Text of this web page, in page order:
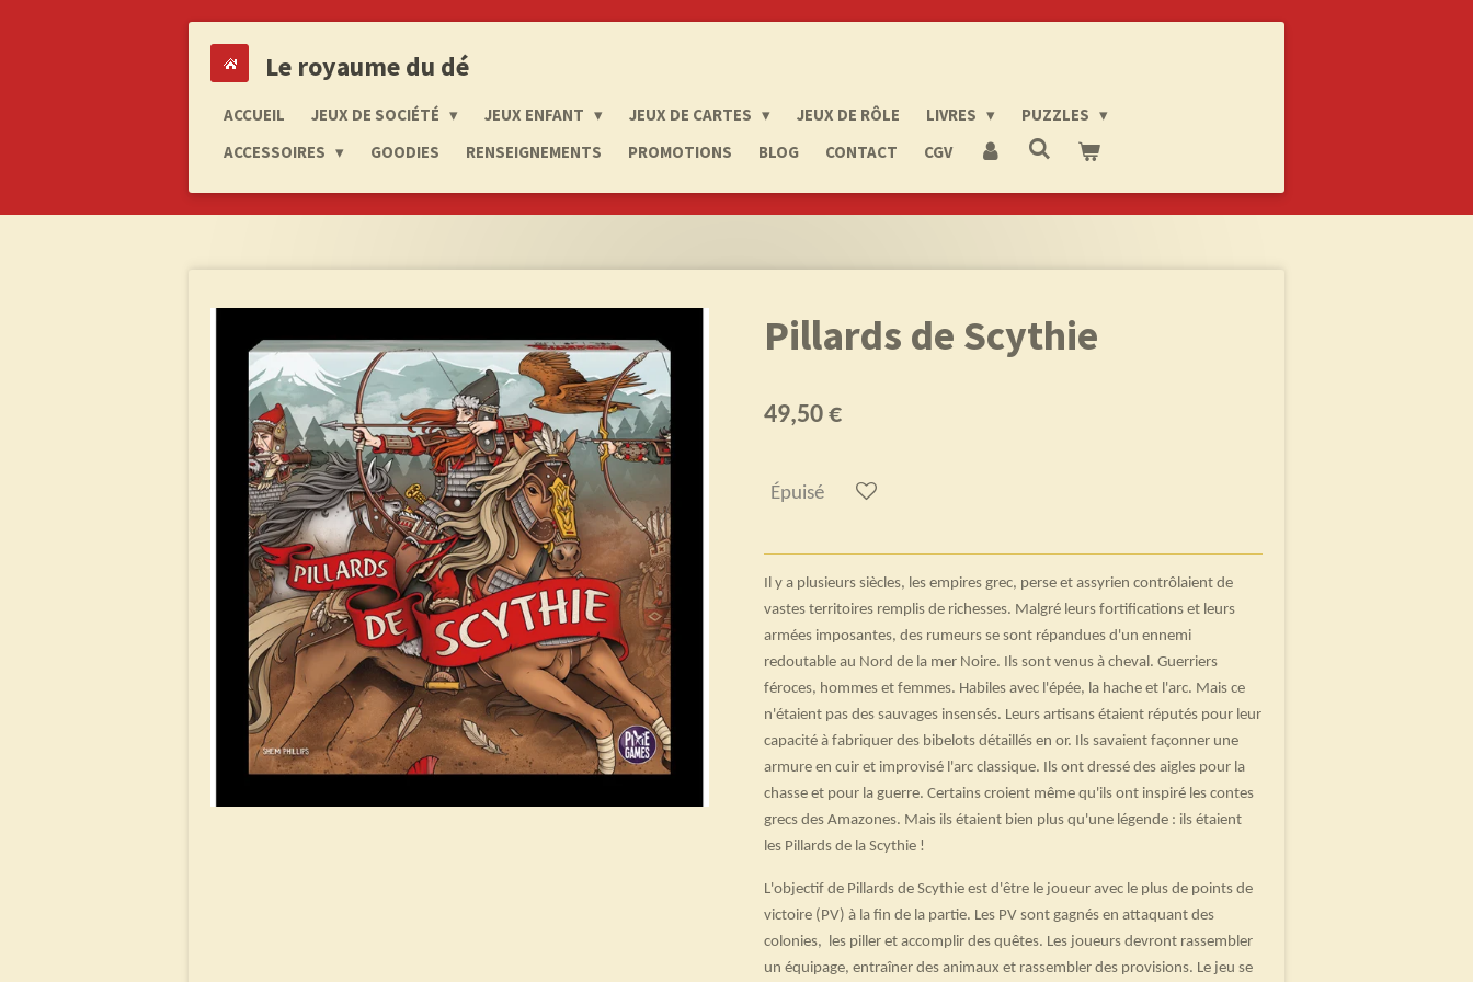
Le royaume du dé
ACCUEIL JEUX DE SOCIÉTÉ JEUX ENFANT JEUX DE CARTES JEUX DE RÔLE LIVRES
PUZZLES
ACCESSOIRES
GOODIES RENSEIGNEMENTS PROMOTIONS BLOG CONTACT CGV
Pillards de Scythie
49,50 €
Épuisé
Il y a plusieurs siècles, les empires grec, perse et assyrien contrôlaient de
vastes territoires remplis de richesses. Malgré leurs fortifications et leurs
armées imposantes, des rumeurs se sont répandues d'un ennemi
redoutable au Nord de la mer Noire. Ils sont venus à cheval. Guerriers
féroces, hommes et femmes. Habiles avec l'épée, la hache et l'arc. Mais ce
n'étaient pas des sauvages insensés. Leurs artisans étaient réputés pour leur
capacité à fabriquer des bibelots détaillés en or. Ils savaient façonner une
armure en cuir et improvisé l'arc classique. Ils ont dressé des aigles pour la
chasse et pour la guerre. Certains croient même qu'ils ont inspiré les contes
grecs des Amazones. Mais ils étaient bien plus qu'une légende : ils étaient
les Pillards de la Scythie !
L'objectif de Pillards de Scythie est d'être le joueur avec le plus de points de
victoire (PV) à la fin de la partie. Les PV sont gagnés en attaquant des
colonies, les piller et accomplir des quêtes. Les joueurs devront rassembler
un équipage, entraîner des animaux et rassembler des provisions. Le jeu se